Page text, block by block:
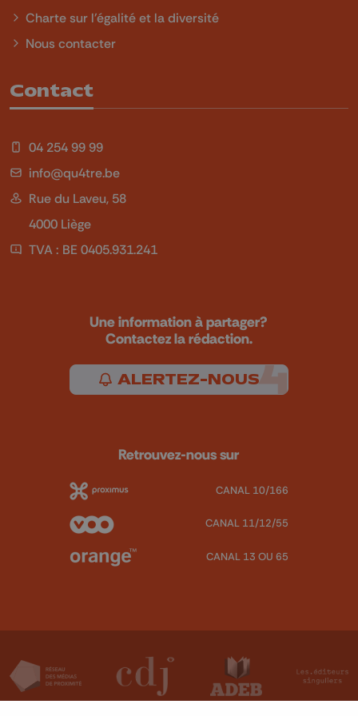
Charte sur l'égalité et la diversité
Nous contacter
Contact
04 254 99 99
info@qu4tre.be
Rue du Laveu, 58
4000 Liège
TVA : BE 0405.931.241
Une information à partager?
Contactez la rédaction.
ALERTEZ-NOUS
Retrouvez-nous sur
CANAL 10/166
CANAL 11/12/55
CANAL 13 OU 65